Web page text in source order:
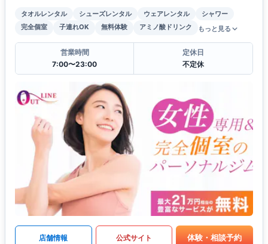
タオルレンタル シューズレンタル ウェアレンタル
シャワー
完全個室
子連れOK 無料体験 アミノ酸ドリンク もっと見る
営業時間
7:00〜23:00
定休日
不定休
店舗情報 公式サイト 体験・相談予約